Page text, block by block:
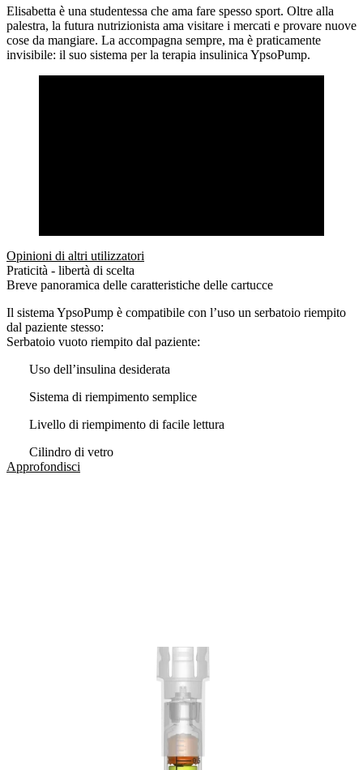
Elisabetta è una studentessa che ama fare spesso sport. Oltre alla
palestra, la futura nutrizionista ama visitare i mercati e provare nuove
cose da mangiare. La accompagna sempre, ma è praticamente
invisibile: il suo sistema per la terapia insulinica YpsoPump.
Opinioni di altri utilizzatori
Praticità - libertà di scelta
Breve panoramica delle caratteristiche delle cartucce
Il sistema YpsoPump è compatibile con l’uso un serbatoio riempito
dal paziente stesso:
Serbatoio vuoto riempito dal paziente:
Uso dell’insulina desiderata
Sistema di riempimento semplice
Livello di riempimento di facile lettura
Cilindro di vetro
Approfondisci